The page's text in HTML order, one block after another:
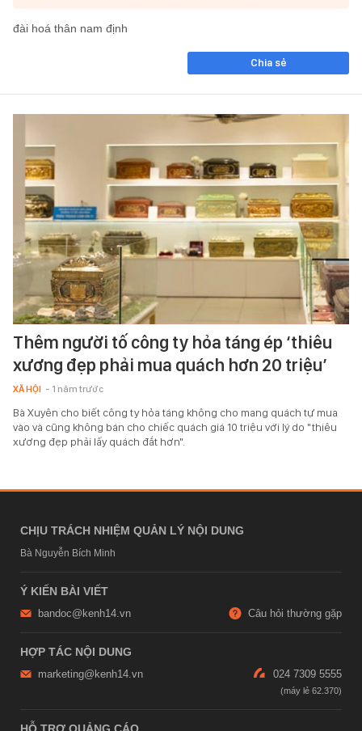
đài hoá thân nam định
Chia sẻ
Thêm người tố công ty hỏa táng ép ‘thiêu
xương đẹp phải mua quách hơn 20 triệu’
XÃ HỘI - 1 năm trước
Bà Xuyên cho biết công ty hỏa táng không cho mang quách tự mua
vào và cũng không bán cho chiếc quách giá 10 triệu với lý do "thiêu
xương đẹp phải lấy quách đắt hơn".
CHỊU TRÁCH NHIỆM QUẢN LÝ NỘI DUNG
Bà Nguyễn Bích Minh
Ý KIẾN BÀI VIẾT
bandoc@kenh14.vn Câu hỏi thường gặp
HỢP TÁC NỘI DUNG
marketing@kenh14.vn 024 7309 5555